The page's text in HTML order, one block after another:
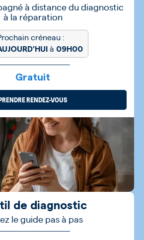
à distance du diagnostic
à la réparation
créneau :
à 09H00
Gratuit
RENDEZ-VOUS
de diagnostic
le guide pas à pas